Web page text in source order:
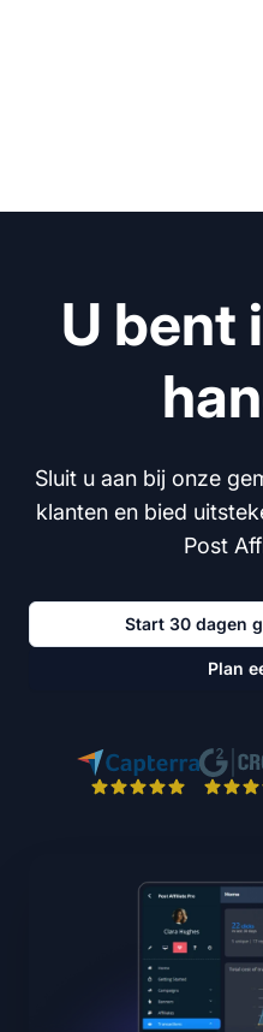
U bent
Sluit u aan bij onze
klanten en bied
Post
Start 30 dagen
Plan